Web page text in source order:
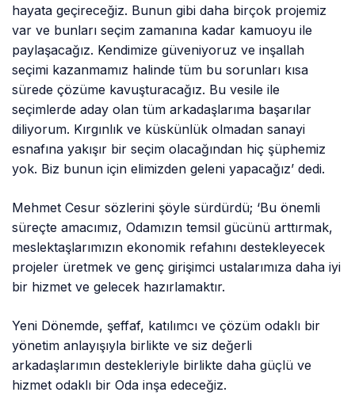
hayata geçireceğiz. Bunun gibi daha birçok projemiz
var ve bunları seçim zamanına kadar kamuoyu ile
paylaşacağız. Kendimize güveniyoruz ve inşallah
seçimi kazanmamız halinde tüm bu sorunları kısa
sürede çözüme kavuşturacağız. Bu vesile ile
seçimlerde aday olan tüm arkadaşlarıma başarılar
diliyorum. Kırgınlık ve küskünlük olmadan sanayi
esnafına yakışır bir seçim olacağından hiç şüphemiz
yok. Biz bunun için elimizden geleni yapacağız’ dedi.
Mehmet Cesur sözlerini şöyle sürdürdü; ‘Bu önemli
süreçte amacımız, Odamızın temsil gücünü arttırmak,
meslektaşlarımızın ekonomik refahını destekleyecek
projeler üretmek ve genç girişimci ustalarımıza daha iyi
bir hizmet ve gelecek hazırlamaktır.
Yeni Dönemde, şeffaf, katılımcı ve çözüm odaklı bir
yönetim anlayışıyla birlikte ve siz değerli
arkadaşlarımın destekleriyle birlikte daha güçlü ve
hizmet odaklı bir Oda inşa edeceğiz.